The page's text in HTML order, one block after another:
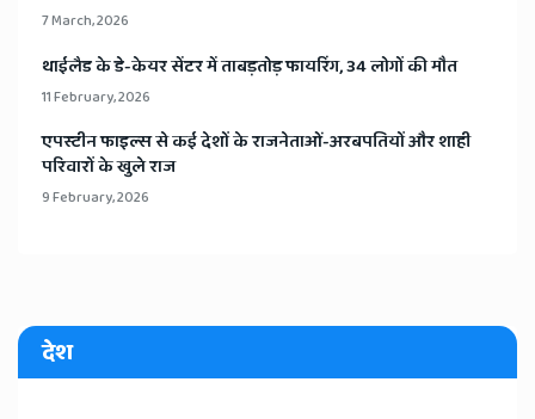
7 March, 2026
​थाईलैड के डे-केयर सेंटर में ताबड़तोड़ फायरिंग, 34 लोगों की मौत
11 February, 2026
​एपस्टीन फाइल्स से कई देशों के राजनेताओं-अरबपतियों और शाही
परिवारों के खुले राज
9 February, 2026
देश